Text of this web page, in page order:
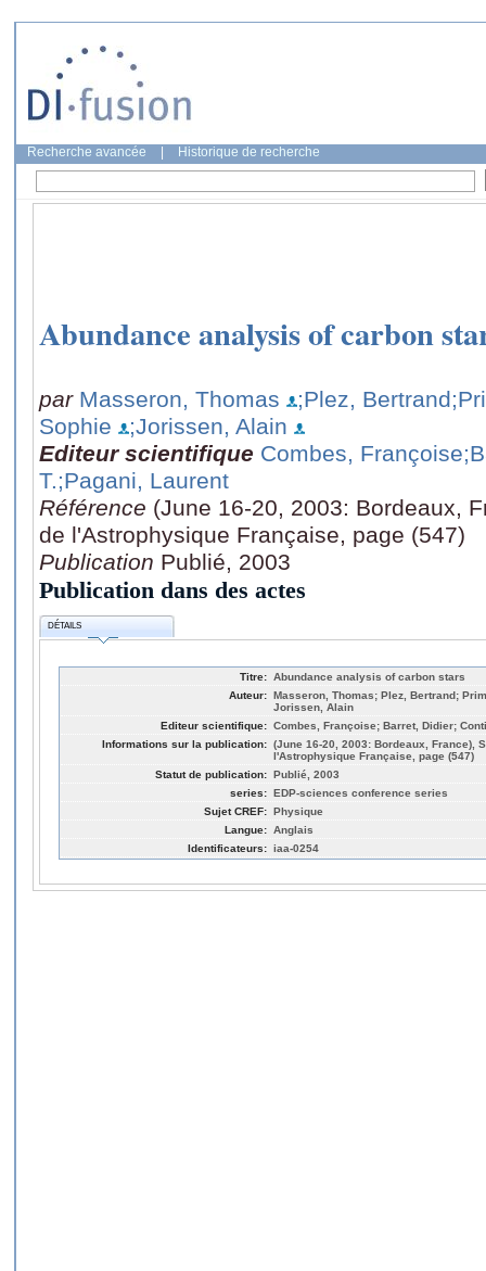
Recherche avancée Historique de recherche
Abundance analysis of carbon
par Masseron, Thomas ;Plez, Bertrand
Sophie
;Jorissen, Alain
Editeur scientifique Combes, Françoise
T.;Pagani, Laurent
Référence (June 16-20, 2003: Bordeaux,
de l'Astrophysique Française, page (547)
Publication Publié, 2003
Publication dans des actes
DÉTAILS
Titre: Abundance analysis of carbon stars
Auteur: Masseron, Thomas; Plez, Bertrand;
Jorissen, Alain
Editeur scientifique: Combes, Françoise; Barret, Didier;
Informations sur la publication: (June 16-20, 2003: Bordeaux, France),
l'Astrophysique Française, page (547)
Statut de publication: Publié, 2003
series: EDP-sciences conference series
Sujet CREF: Physique
Langue: Anglais
Identificateurs: iaa-0254